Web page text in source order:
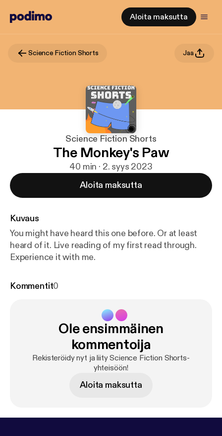
Aloita maksutta
Science Fiction Shorts Jaa
Science Fiction Shorts
The Monkey's Paw
40 min · 2. syys 2023
Aloita maksutta
Kuvaus
You might have heard this one before. Or at least
heard of it. Live reading of my first read through.
Experience it with me.
Kommentit0
Ole ensimmäinen
kommentoija
Rekisteröidy nyt ja liity Science Fiction Shorts-
yhteisöön!
Aloita maksutta